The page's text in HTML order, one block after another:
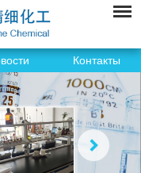
Контакты